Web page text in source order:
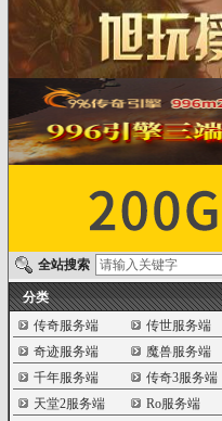
全站搜索
分类
传奇服务端
传世服务端
奇迹服务端
魔兽服务端
千年服务端
传奇3服务端
天堂2服务端
Ro服务端